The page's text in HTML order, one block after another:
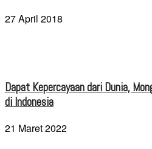
27 April 2018
Dapat Kepercayaan dari Dunia,
di Indonesia
21 Maret 2022